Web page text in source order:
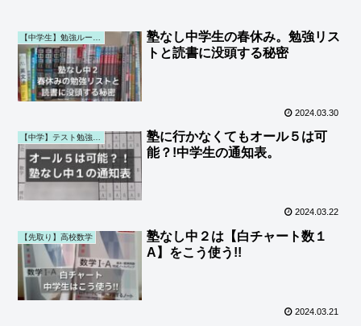
【中学生】勉強ルーティン (第一子)
塾なし中学生の春休み。勉強リス
トと読書に没頭する秘密
2024.03.30
塾に行かなくてもオール５は可
能？!中学生の通知表。
2024.03.22
【先取り】高校数学
塾なし中２は【白チャート数１
A】をこう使う!!
2024.03.21